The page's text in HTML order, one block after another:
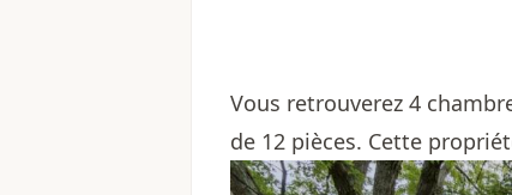
Vous retrouverez 4
de 12 pièces. Cette